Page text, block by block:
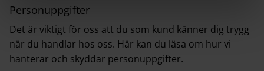
Personuppgifter
Det är viktigt för oss att du som kund känner dig trygg
när du handlar hos oss. Här kan du läsa om hur vi
hanterar och skyddar personuppgifter.